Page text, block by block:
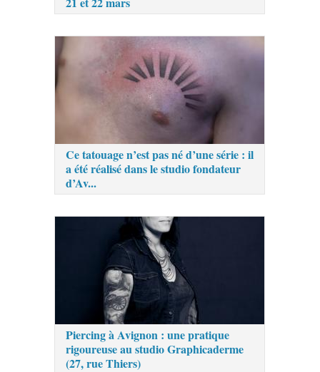
Ce tatouage n’est pas né d’une série : il
a été réalisé dans le studio fondateur
d’Av...
Piercing à Avignon : une pratique
rigoureuse au studio Graphicaderme
(27, rue Thiers)